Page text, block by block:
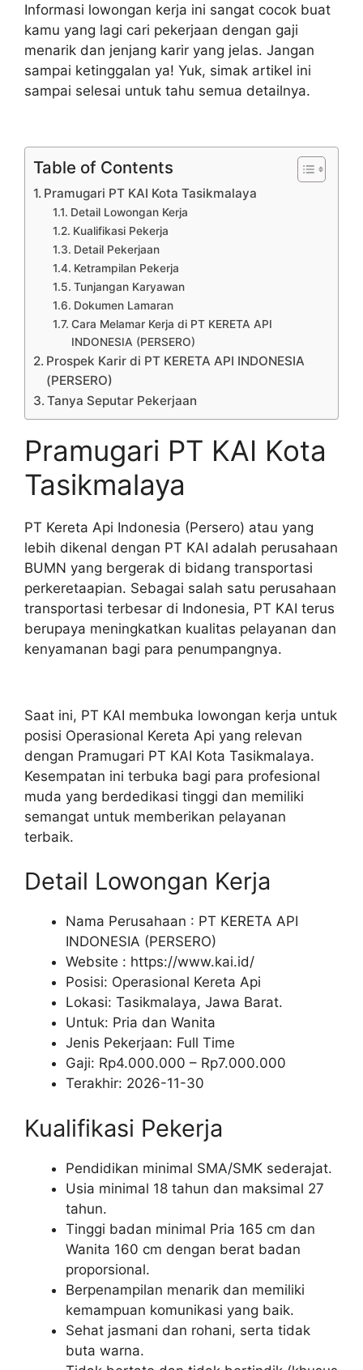
Informasi lowongan kerja ini sangat cocok buat
kamu yang lagi cari pekerjaan dengan gaji
menarik dan jenjang karir yang jelas. Jangan
sampai ketinggalan ya! Yuk, simak artikel ini
sampai selesai untuk tahu semua detailnya.
Table of Contents
Pramugari PT KAI Kota Tasikmalaya
Detail Lowongan Kerja
Kualifikasi Pekerja
Detail Pekerjaan
Ketrampilan Pekerja
Tunjangan Karyawan
Dokumen Lamaran
Cara Melamar Kerja di PT KERETA API
INDONESIA (PERSERO)
Prospek Karir di PT KERETA API INDONESIA
(PERSERO)
Tanya Seputar Pekerjaan
Pramugari PT KAI Kota
Tasikmalaya
PT Kereta Api Indonesia (Persero) atau yang
lebih dikenal dengan PT KAI adalah perusahaan
BUMN yang bergerak di bidang transportasi
perkeretaapian. Sebagai salah satu perusahaan
transportasi terbesar di Indonesia, PT KAI terus
berupaya meningkatkan kualitas pelayanan dan
kenyamanan bagi para penumpangnya.
Saat ini, PT KAI membuka lowongan kerja untuk
posisi Operasional Kereta Api yang relevan
dengan Pramugari PT KAI Kota Tasikmalaya.
Kesempatan ini terbuka bagi para profesional
muda yang berdedikasi tinggi dan memiliki
semangat untuk memberikan pelayanan
terbaik.
Detail Lowongan Kerja
Nama Perusahaan : PT KERETA API
INDONESIA (PERSERO)
Website : https://www.kai.id/
Posisi: Operasional Kereta Api
Lokasi: Tasikmalaya, Jawa Barat.
Untuk: Pria dan Wanita
Jenis Pekerjaan: Full Time
Gaji: Rp4.000.000 – Rp7.000.000
Terakhir: 2026-11-30
Kualifikasi Pekerja
Pendidikan minimal SMA/SMK sederajat.
Usia minimal 18 tahun dan maksimal 27
tahun.
Tinggi badan minimal Pria 165 cm dan
Wanita 160 cm dengan berat badan
proporsional.
Berpenampilan menarik dan memiliki
kemampuan komunikasi yang baik.
Sehat jasmani dan rohani, serta tidak
buta warna.